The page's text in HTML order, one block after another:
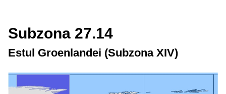
Subzona 27.14
Estul Groenlandei (Subzona XIV)